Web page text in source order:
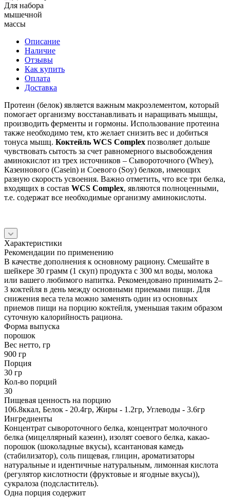
Для набора
мышечной
массы
Описание
Наличие
Отзывы
Как купить
Оплата
Доставка
Протеин (белок) является важным макроэлементом, который
помогает организму восстанавливать и наращивать мышцы,
производить ферменты и гормоны. Использование протеина
также необходимо тем, кто желает снизить вес и добиться
тонуса мышц. Коктейль WCS Complex позволяет дольше
чувствовать сытость за счет равномерного высвобождения
аминокислот из трех источников – Сывороточного (Whey),
Казеинового (Casein) и Соевого (Soy) белков, имеющих
разную скорость усвоения. Важно отметить, что все три белка,
входящих в состав WCS Complex, являются полноценными,
т.е. содержат все необходимые организму аминокислоты.
Характеристики
Рекомендации по применению
В качестве дополнения к основному рациону. Смешайте в
шейкере 30 грамм (1 скуп) продукта с 300 мл воды, молока
или вашего любимого напитка. Рекомендовано принимать 2–
3 коктейля в день между основными приемами пищи. Для
снижения веса тела можно заменять один из основных
приемов пищи на порцию коктейля, уменьшая таким образом
суточную калорийность рациона.
Форма выпуска
порошок
Вес нетто, гр
900 гр
Порция
30 гр
Кол-во порций
30
Пищевая ценность на порцию
106.8ккал, Белок - 20.4гр, Жиры - 1.2гр, Углеводы - 3.6гр
Ингредиенты
Концентрат сывороточного белка, концентрат молочного
белка (мицеллярный казеин), изолят соевого белка, какао-
порошок (шоколадные вкусы), ксантановая камедь
(стабилизатор), соль пищевая, глицин, ароматизаторы
натуральные и идентичные натуральным, лимонная кислота
(регулятор кислотности (фруктовые и ягодные вкусы)),
сукралоза (подсластитель).
Одна порция содержит